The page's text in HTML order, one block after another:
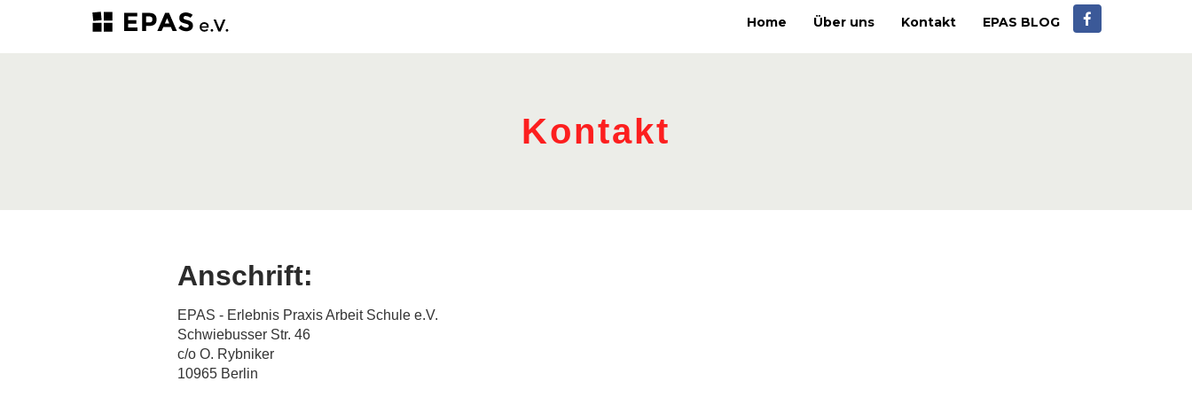
Home Über uns Kontakt EPAS BLOG
Kontakt
Anschrift:
EPAS - Erlebnis Praxis Arbeit Schule e.V.
Schwiebusser Str. 46
c/o O. Rybniker
10965 Berlin